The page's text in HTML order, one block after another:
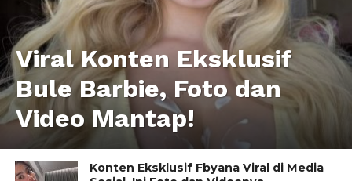
Viral Konten Eksklusif
Bule Barbie, Foto dan
Video Mantap!
Konten Eksklusif Fbyana Viral di Media